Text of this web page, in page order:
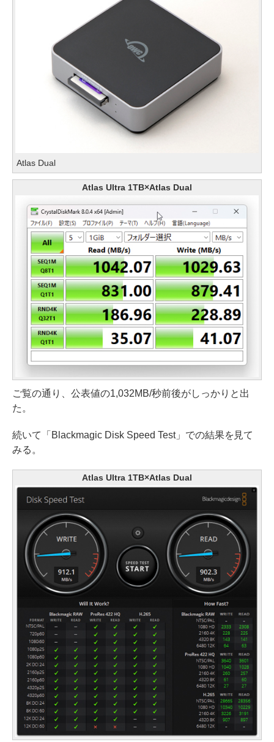
Atlas Dual
Atlas Ultra 1TB×Atlas Dual
ご覧の通り、公表値の1,032MB/秒前後がしっかりと出
た。
続いて「Blackmagic Disk Speed Test」での結果を見て
みる。
Atlas Ultra 1TB×Atlas Dual